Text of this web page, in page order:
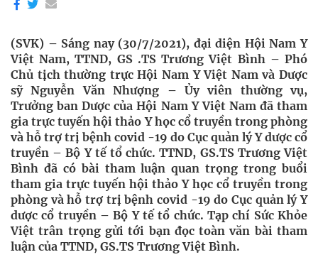
(SVK) – Sáng nay (30/7/2021), đại diện Hội Nam Y
Việt Nam, TTND, GS .TS Trương Việt Bình – Phó
Chủ tịch thường trực Hội Nam Y Việt Nam và Dược
sỹ Nguyễn Văn Nhượng – Ủy viên thường vụ,
Trưởng ban Dược của Hội Nam Y Việt Nam đã tham
gia trực tuyến hội thảo Y học cổ truyền trong phòng
và hỗ trợ trị bệnh covid -19 do Cục quản lý Y dược cổ
truyền – Bộ Y tế tổ chức. TTND, GS.TS Trương Việt
Bình đã có bài tham luận quan trọng trong buổi
tham gia trực tuyến hội thảo Y học cổ truyền trong
phòng và hỗ trợ trị bệnh covid -19 do Cục quản lý Y
dược cổ truyền – Bộ Y tế tổ chức. Tạp chí Sức Khỏe
Việt trân trọng gửi tới bạn đọc toàn văn bài tham
luận của TTND, GS.TS Trương Việt Bình.